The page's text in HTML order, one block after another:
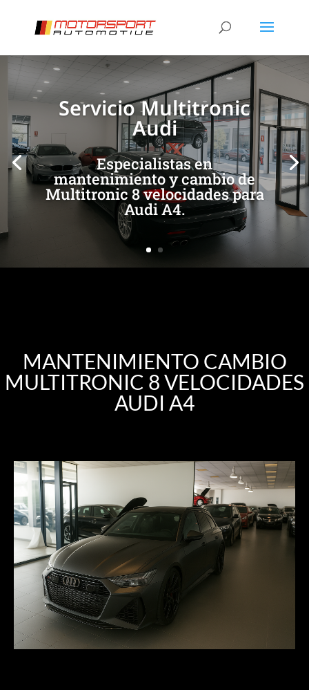
Servicio Multitronic
Audi
Especialistas en
mantenimiento y cambio de
Multitronic 8 velocidades para
Audi A4.
[/et_pb_slide] [/et_pb_slide]
MANTENIMIENTO CAMBIO
MULTITRONIC 8 VELOCIDADES
AUDI A4